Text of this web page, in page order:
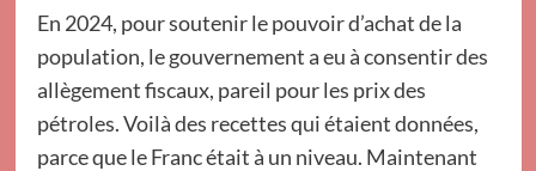
En 2024, pour soutenir le pouvoir d’achat de la
population, le gouvernement a eu à consentir des
allègement fiscaux, pareil pour les prix des
pétroles. Voilà des recettes qui étaient données,
parce que le Franc était à un niveau. Maintenant